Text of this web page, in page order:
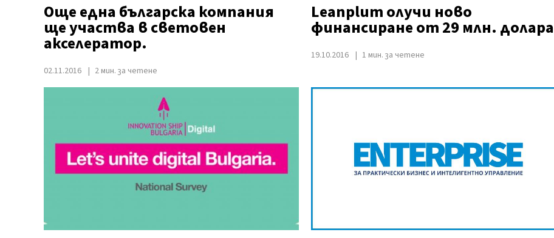
Още една българска компания
ще участва в световен
акселератор.
02.11.2016 2 мин. за четене
Leanplum олучи ново
финансиране от 29 млн. долара
19.10.2016 1 мин. за четене